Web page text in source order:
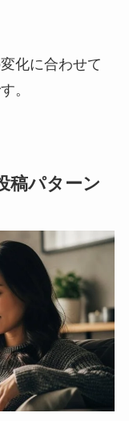
化に合わせて
。
稿パターン